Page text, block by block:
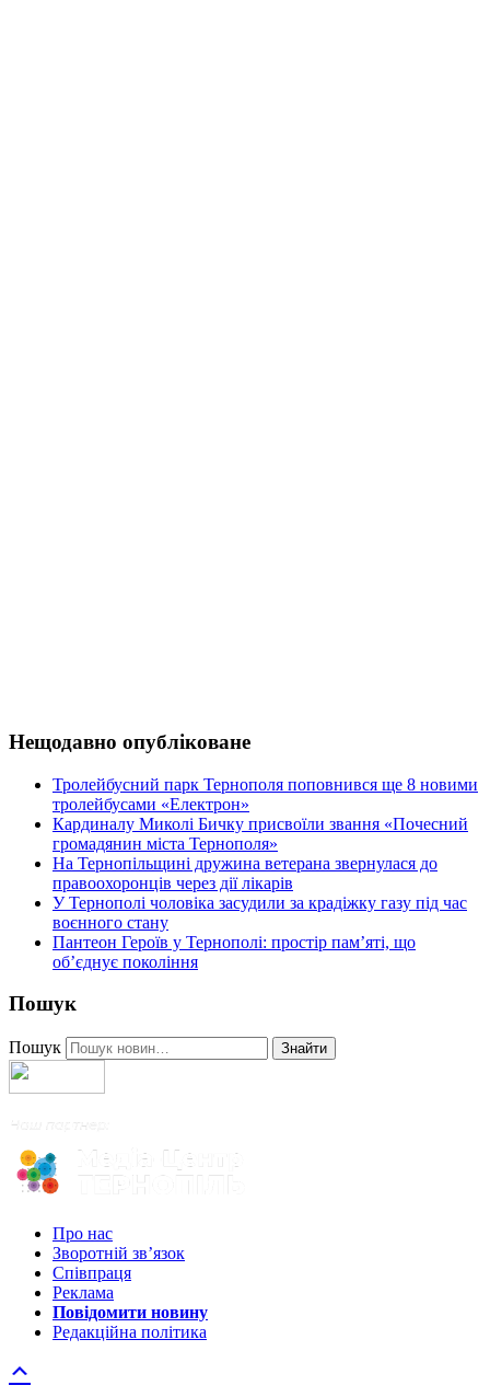
Нещодавно опубліковане
Тролейбусний парк Тернополя поповнився ще 8 новими
тролейбусами «Електрон»
Кардиналу Миколі Бичку присвоїли звання «Почесний
громадянин міста Тернополя»
На Тернопільщині дружина ветерана звернулася до
правоохоронців через дії лікарів
У Тернополі чоловіка засудили за крадіжку газу під час
воєнного стану
Пантеон Героїв у Тернополі: простір пам’яті, що
об’єднує покоління
Пошук
Пошук Знайти
Про нас
Зворотній зв’язок
Співпраця
Реклама
Повідомити новину
Редакційна політика